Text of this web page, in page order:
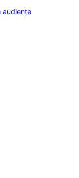
audiențe